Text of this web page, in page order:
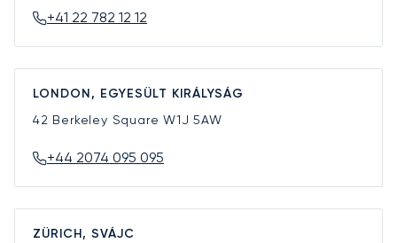
+41 22 782 12 12
LONDON, EGYESÜLT KIRÁLYSÁG
42 Berkeley SquareW1J 5AW
+44 2074 095 095
ZÜRICH, SVÁJC